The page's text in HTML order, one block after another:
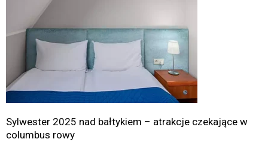
Sylwester 2025 nad bałtykiem – atrakcje czekające w
columbus rowy